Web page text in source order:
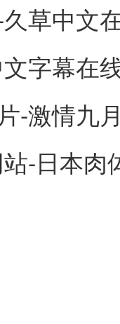
草中文
字幕在
-激情九
-日本